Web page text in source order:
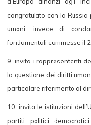
congratulato con la
umani, invece di
fondamentali commesse il
9. invita i rappresentanti
la questione dei diritti
particolare riferimento al
10. invita le istituzioni
partiti politici